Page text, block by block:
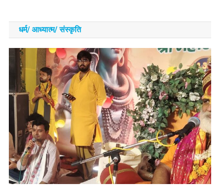
धर्म/ आध्‍यात्‍म/ संस्‍कृति